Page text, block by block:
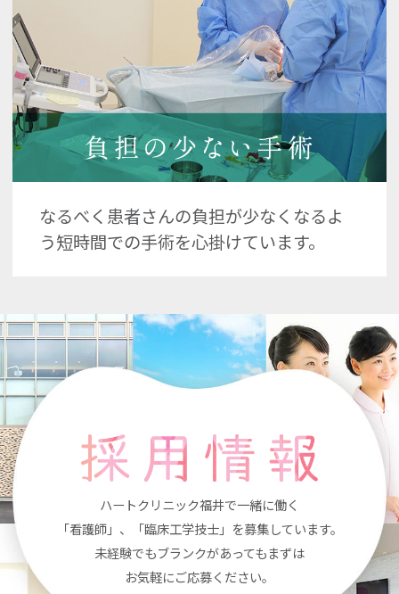
なるべく患者さんの負担が少なくなるよ
う短時間での手術を心掛けています。
ハートクリニック福井で一緒に働く
「看護師」、「臨床工学技士」を募集しています。
未経験でもブランクがあってもまずは
お気軽にご応募ください。